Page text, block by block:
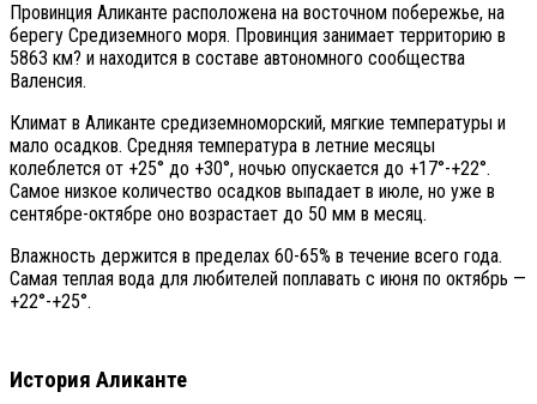
Провинция Аликанте расположена на восточном побережье, на
берегу Средиземного моря. Провинция занимает территорию в
5863 км? и находится в составе автономного сообщества
Валенсия.
Климат в Аликанте средиземноморский, мягкие температуры и
мало осадков. Средняя температура в летние месяцы
колеблется от +25° до +30°, ночью опускается до +17°-+22°.
Самое низкое количество осадков выпадает в июле, но уже в
сентябре-октябре оно возрастает до 50 мм в месяц.
Влажность держится в пределах 60-65% в течение всего года.
Самая теплая вода для любителей поплавать с июня по октябрь —
+22°-+25°.
История Аликанте